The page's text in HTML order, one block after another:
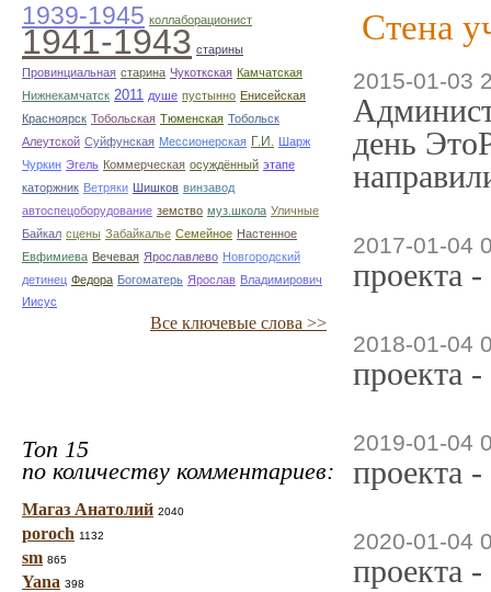
1939-1945 коллаборационист
1941-1943 старины
Провинциальная старина Чукоткская Камчатская
Нижнекамчатск 2011 душе пустынно Енисейская
Красноярск Тобольская Тюменская Тобольск
Алеутской Суйфунская Мессионерская Г.И. Шарж
Чуркин Эгель Коммерческая осуждённый этапе
каторжник Ветряки Шишков винзавод
автоспецоборудование земство муз.школа Уличные
Байкал сцены Забайкалье Семейное Настенное
Евфимиева Вечевая Ярославлево Новгородский
детинец Федора Богоматерь Ярослав Владимирович
Иисус
Все ключевые слова >>
Топ 15
по количеству комментариев:
Магаз Анатолий 2040
poroch 1132
sm 865
Yana 398
Стена
2015-01-03
день
2017-01-04
проекта
2018-01-04
проекта
2019-01-04
проекта
2020-01-04
проекта